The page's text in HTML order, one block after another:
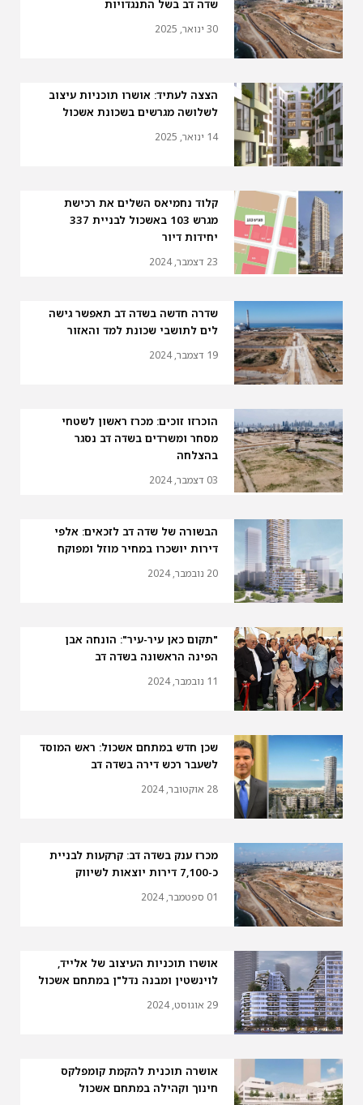
שדה דב בשל התנגדויות
30 ינואר, 2025
הצצה לעתיד: אושרו תוכניות עיצוב
לשלושה מגרשים בשכונת אשכול
14 ינואר, 2025
קלוד נחמיאס השלים את רכישת
מגרש 103 באשכול לבניית 337
יחידות דיור
23 דצמבר, 2024
שדרה חדשה בשדה דב תאפשר גישה
לים לתושבי שכונת למד והאזור
19 דצמבר, 2024
הוכרזו זוכים: מכרז ראשון לשטחי
מסחר ומשרדים בשדה דב נסגר
בהצלחה
03 דצמבר, 2024
הבשורה של שדה דב לזכאים: אלפי
דירות יושכרו במחיר מוזל ומפוקח
20 נובמבר, 2024
"תקום כאן עיר-עיר": הונחה אבן
הפינה הראשונה בשדה דב
11 נובמבר, 2024
שכן חדש במתחם אשכול: ראש המוסד
לשעבר רכש דירה בשדה דב
28 אוקטובר, 2024
מכרז ענק בשדה דב: קרקעות לבניית
כ-7,100 דירות יוצאות לשיווק
01 ספטמבר, 2024
אושרו תוכניות העיצוב של אלייד,
לוינשטין ומבנה נדל"ן במתחם אשכול
29 אוגוסט, 2024
אושרה תוכנית להקמת קומפלקס
חינוך וקהילה במתחם אשכול